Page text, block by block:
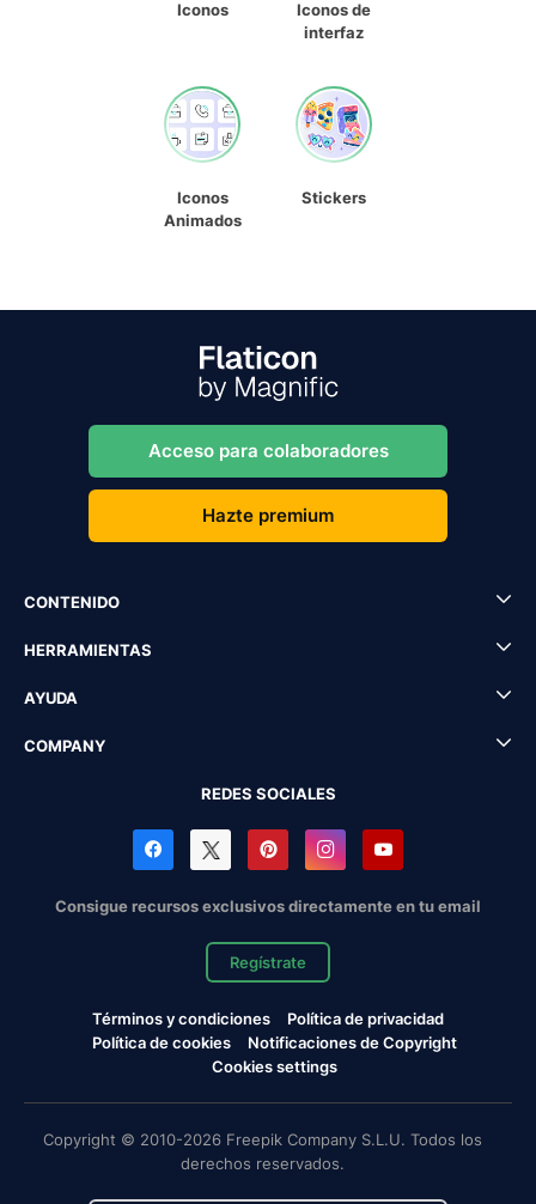
Iconos
Iconos de
interfaz
Iconos
Animados
Stickers
Acceso para colaboradores
Hazte premium
CONTENIDO
HERRAMIENTAS
AYUDA
COMPANY
REDES SOCIALES
Consigue recursos exclusivos directamente en tu email
Regístrate
Términos y condiciones
Política de privacidad
Política de cookies
Notificaciones de Copyright
Cookies settings
Copyright © 2010-2026 Freepik Company S.L.U. Todos los
derechos reservados.